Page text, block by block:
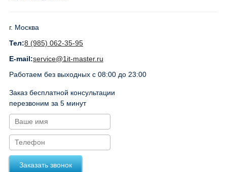
г. Москва
Тел:8 (985) 062-35-95
E-mail:service@1it-master.ru
Работаем без выходных с 08:00 до 23:00
Заказ бесплатной консультации
перезвоним за 5 минут
Заказать звонок